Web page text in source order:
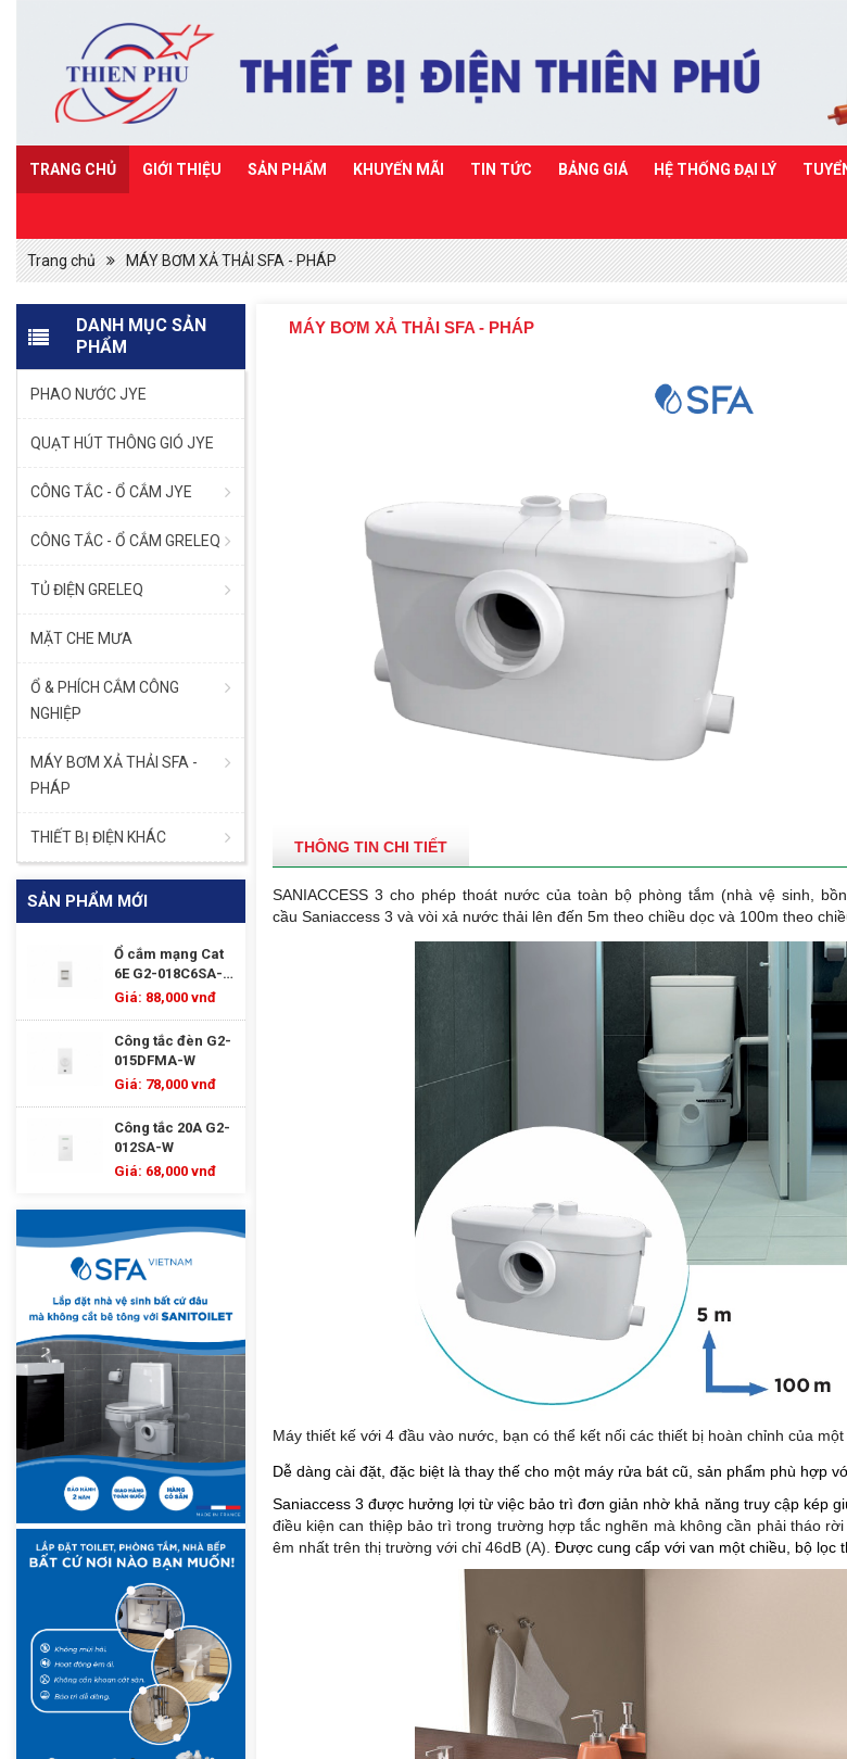
TRANG CHỦ GIỚI THIỆU SẢN PHẨM KHUYẾN MÃI TIN TỨC BẢNG GIÁ HỆ THỐNG ĐẠI LÝ
Trang chủ MÁY BƠM XẢ THẢI SFA - PHÁP
DANH MỤC SẢN
PHẨM
PHAO NƯỚC JYE
QUẠT HÚT THÔNG GIÓ JYE
CÔNG TẮC - Ổ CẮM JYE
CÔNG TẮC - Ổ CẮM GRELEQ
TỦ ĐIỆN GRELEQ
MẶT CHE MƯA
Ổ & PHÍCH CẮM CÔNG
NGHIỆP
MÁY BƠM XẢ THẢI SFA -
PHÁP
THIẾT BỊ ĐIỆN KHÁC
SẢN PHẨM MỚI
Ổ cắm mạng Cat
6E G2-018C6SA-
W
Giá: 88,000 vnđ
Công tắc đèn G2-
015DFMA-W
Giá: 78,000 vnđ
Công tắc 20A G2-
012SA-W
Giá: 68,000 vnđ
MÁY BƠM XẢ THẢI SFA - PHÁP
THÔNG TIN CHI TIẾT
SANIACCESS 3 cho phép thoát nước của toàn bộ phòng tắm (nhà vệ sinh,
cầu Saniaccess 3 và vòi xả nước thải lên đến 5m theo chiều dọc và 100m theo
Máy thiết kế với 4 đầu vào nước, bạn có thể kết nối các thiết bị hoàn chỉnh của
Dễ dàng cài đặt, đặc biệt là thay thế cho một máy rửa bát cũ, sản phẩm phù hợp
Saniaccess 3 được hưởng lợi từ việc bảo trì đơn giản nhờ khả năng truy cập kép
điều kiện can thiệp bảo trì trong trường hợp tắc nghẽn mà không cần phải tháo
êm nhất trên thị trường với chỉ 46dB (A). Được cung cấp với van một chiều, bộ lọc